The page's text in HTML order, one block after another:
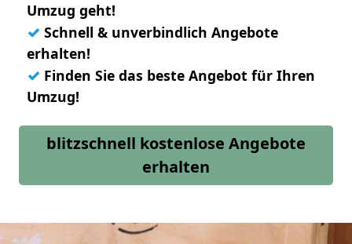
Umzug geht!
✓ Schnell & unverbindlich Angebote
erhalten!
✓ Finden Sie das beste Angebot für Ihren
Umzug!
blitzschnell kostenlose Angebote
erhalten